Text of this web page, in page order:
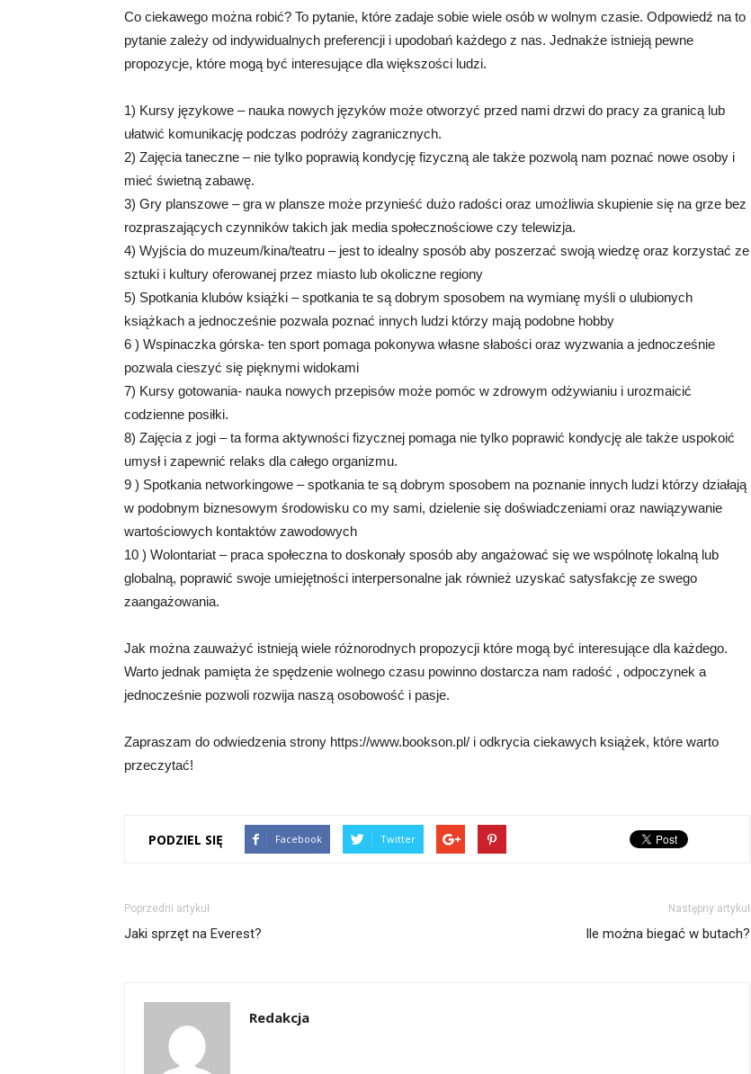
Co ciekawego można robić? To pytanie, które zadaje sobie wiele osób w wolnym czasie. Odpowiedź na to
pytanie zależy od indywidualnych preferencji i upodobań każdego z nas. Jednakże istnieją pewne
propozycje, które mogą być interesujące dla większości ludzi.
1) Kursy językowe – nauka nowych języków może otworzyć przed nami drzwi do pracy za granicą lub
ułatwić komunikację podczas podróży zagranicznych.
2) Zajęcia taneczne – nie tylko poprawią kondycję fizyczną ale także pozwolą nam poznać nowe osoby i
mieć świetną zabawę.
3) Gry planszowe – gra w plansze może przynieść dużo radości oraz umożliwia skupienie się na grze bez
rozpraszających czynników takich jak media społecznościowe czy telewizja.
4) Wyjścia do muzeum/kina/teatru – jest to idealny sposób aby poszerzać swoją wiedzę oraz korzystać ze
sztuki i kultury oferowanej przez miasto lub okoliczne regiony
5) Spotkania klubów książki – spotkania te są dobrym sposobem na wymianę myśli o ulubionych
książkach a jednocześnie pozwala poznać innych ludzi którzy mają podobne hobby
6 ) Wspinaczka górska- ten sport pomaga pokonywa własne słabości oraz wyzwania a jednocześnie
pozwala cieszyć się pięknymi widokami
7) Kursy gotowania- nauka nowych przepisów może pomóc w zdrowym odżywianiu i urozmaicić
codzienne posiłki.
8) Zajęcia z jogi – ta forma aktywności fizycznej pomaga nie tylko poprawić kondycję ale także uspokoić
umysł i zapewnić relaks dla całego organizmu.
9 ) Spotkania networkingowe – spotkania te są dobrym sposobem na poznanie innych ludzi którzy działają
w podobnym biznesowym środowisku co my sami, dzielenie się doświadczeniami oraz nawiązywanie
wartościowych kontaktów zawodowych
10 ) Wolontariat – praca społeczna to doskonały sposób aby angażować się we wspólnotę lokalną lub
globalną, poprawić swoje umiejętności interpersonalne jak również uzyskać satysfakcję ze swego
zaangażowania.
Jak można zauważyć istnieją wiele różnorodnych propozycji które mogą być interesujące dla każdego.
Warto jednak pamięta że spędzenie wolnego czasu powinno dostarcza nam radość , odpoczynek a
jednocześnie pozwoli rozwija naszą osobowość i pasje.
Zapraszam do odwiedzenia strony https://www.bookson.pl/ i odkrycia ciekawych książek, które warto
przeczytać!
PODZIEL SIĘ Facebook Twitter
Poprzedni artykuł
Jaki sprzęt na Everest?
Następny artykuł
Ile można biegać w butach?
Redakcja